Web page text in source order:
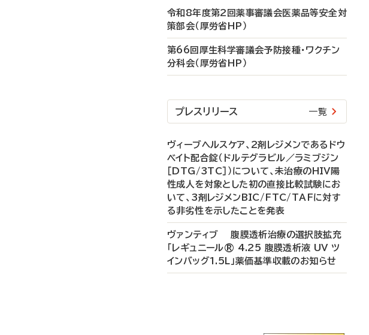
令和8年度第2回薬事審議会医薬品等安全対
策部会（厚労省HP）
第66回厚生科学審議会予防接種・ワクチン
分科会（厚労省HP）
プレスリリース 一覧
ヴィーブヘルスケア、2剤レジメンであるドウ
ベイト配合錠（ドルテグラビル／ラミブジン
［DTG/3TC］）について、未治療のHIV陽
性成人を対象とした初の直接比較試験にお
いて、3剤レジメンBIC/FTC/TAFに対す
る非劣性を示したことを発表
ヴァンティブ 腹膜透析治療の選択肢拡充
「レギュニール® 4.25 腹膜透析液 UV ツ
インバッグ1.5L」薬価基準収載のお知らせ